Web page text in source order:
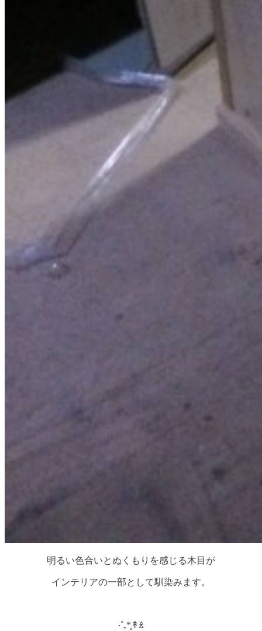
明るい色合いとぬくもりを感じる木目が
インテリアの一部として馴染みます。
‧˚₊*̥↟ꊛ